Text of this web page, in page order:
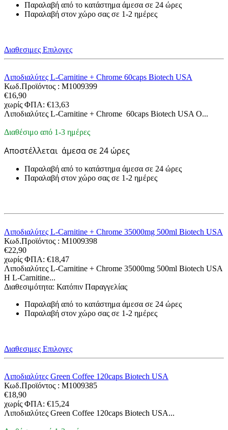
Παραλαβή από το κατάστημα άμεσα σε 24 ώρες
Παραλαβή στον χώρο σας σε 1-2 ημέρες
Διαθεσιμες Επιλογες
Λιποδιαλύτες L-Carnitine + Chrome 60caps Biotech USA
Κωδ.Προϊόντος : M1009399
€16,90
χωρίς ΦΠΑ: €13,63
Λιποδιαλύτες L-Carnitine + Chrome 60caps Biotech USA Ο...
Διαθέσιμο από 1-3 ημέρες
Αποστέλλεται άμεσα σε 24 ώρες
Παραλαβή από το κατάστημα άμεσα σε 24 ώρες
Παραλαβή στον χώρο σας σε 1-2 ημέρες
Λιποδιαλύτες L-Carnitine + Chrome 35000mg 500ml Biotech USA
Κωδ.Προϊόντος : M1009398
€22,90
χωρίς ΦΠΑ: €18,47
Λιποδιαλύτες L-Carnitine + Chrome 35000mg 500ml Biotech USA
Η L-Carnitine...
Διαθεσιμότητα: Κατόπιν Παραγγελίας
Παραλαβή από το κατάστημα άμεσα σε 24 ώρες
Παραλαβή στον χώρο σας σε 1-2 ημέρες
Διαθεσιμες Επιλογες
Λιποδιαλύτες Green Coffee 120caps Biotech USA
Κωδ.Προϊόντος : M1009385
€18,90
χωρίς ΦΠΑ: €15,24
Λιποδιαλύτες Green Coffee 120caps Biotech USA...